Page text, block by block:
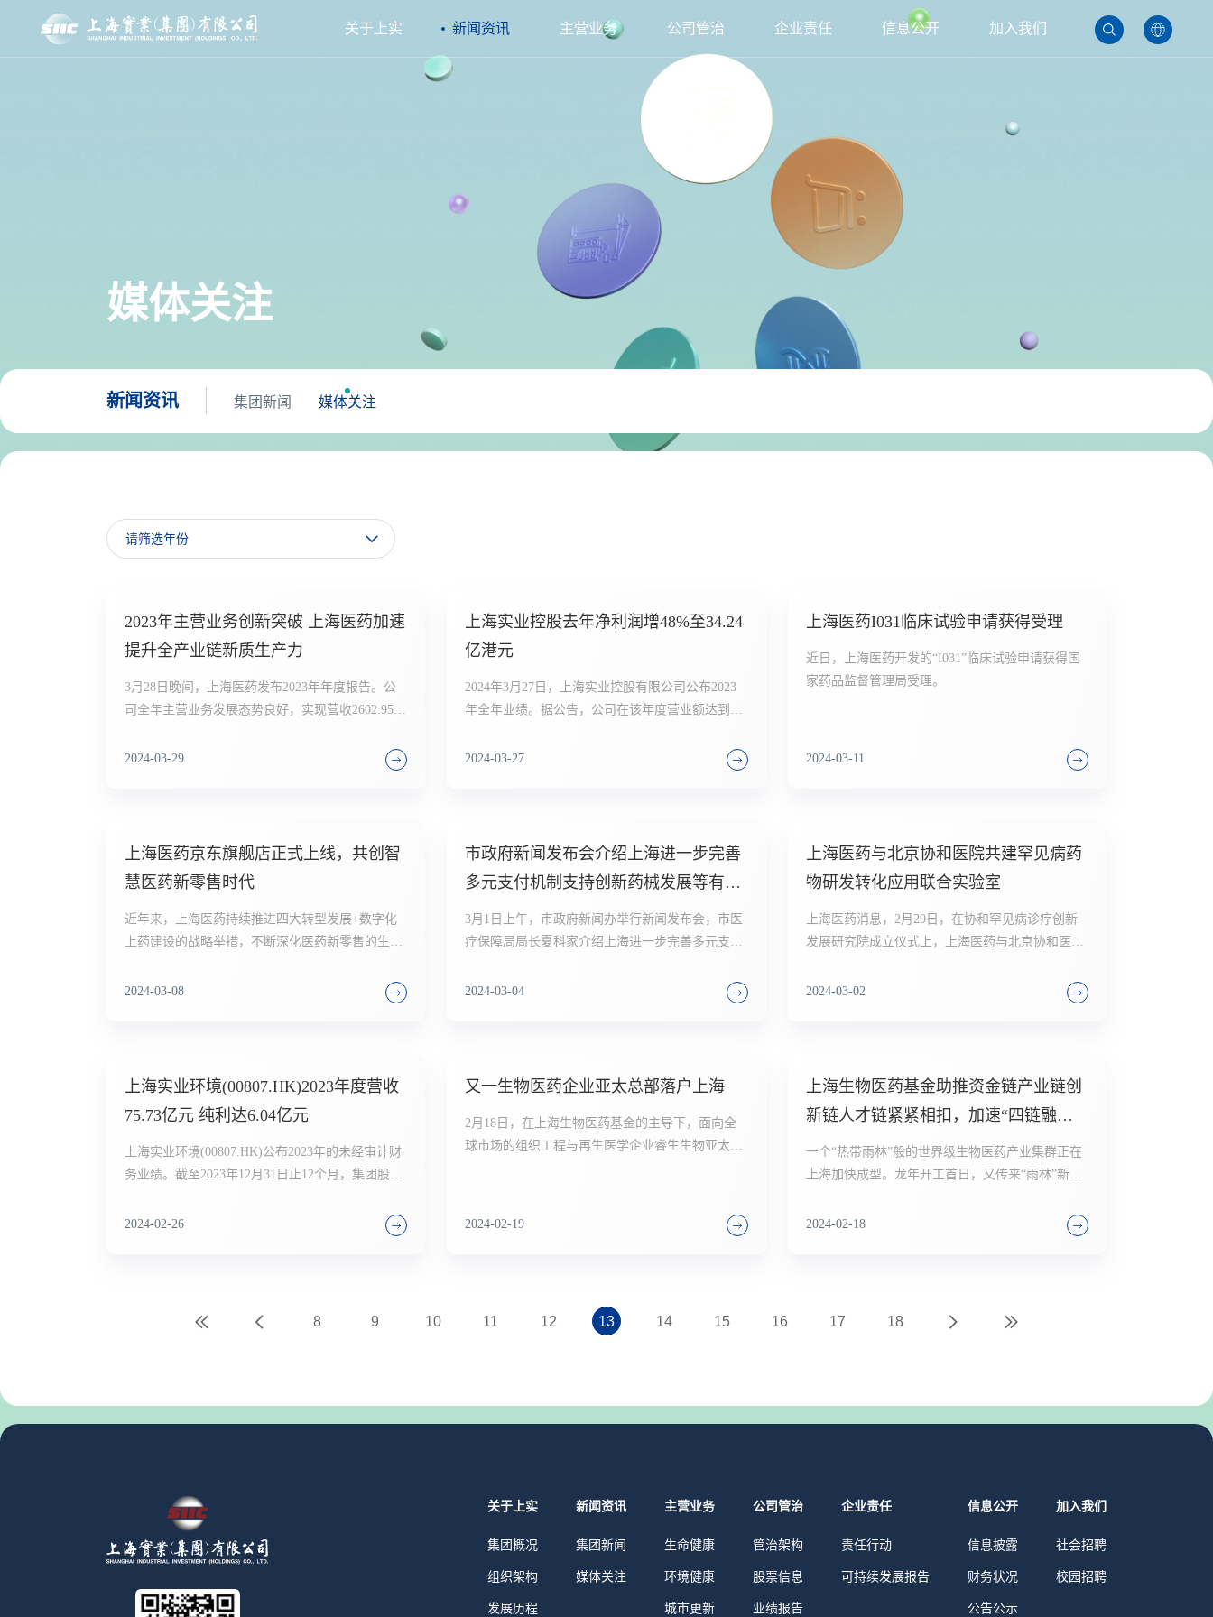
关于上实 新闻资讯 主营业务 公司管治 企业责任 信息公开 加入我们
媒体关注
新闻资讯 集团新闻 媒体关注
2023年主营业务创新突破 上海医药加速
提升全产业链新质生产力
3月28日晚间，上海医药发布2023年年度报告。公
司全年主营业务发展态势良好，实现营收2602.95亿
除一次性损益影响后，归母净利润49.19亿元，同比
2024-03-29
上海实业控股去年净利润增48%至34.24
亿港元
2024年3月27日，上海实业控股有限公司公布2023
年全年业绩。据公告，公司在该年度营业额达到
亿港元，同比上升幅度高达48.0%。
2024-03-27
上海医药I031临床试验申请获得受理
近日，上海医药开发的“I031”临床试验申请获得国
家药品监督管理局受理。
2024-03-11
上海医药京东旗舰店正式上线，共创智
慧医药新零售时代
近年来，上海医药持续推进四大转型发展+数字化
上药建设的战略举措，不断深化医药新零售的生态
6日，上海医药京东旗舰店上线启动仪式在北京京
消费者带去更加便捷、高效的购药体验。
2024-03-08
市政府新闻发布会介绍上海进一步完善
多元支付机制支持创新药械发展等有关
情况
3月1日上午，市政府新闻办举行新闻发布会，市医
疗保障局局长夏科家介绍上海进一步完善多元支付
主任朱启高，上海市卫生健康委副主任虞涛，上海
2024-03-04
上海医药与北京协和医院共建罕见病药
物研发转化应用联合实验室
上海医药消息，2月29日，在协和罕见病诊疗创新
发展研究院成立仪式上，上海医药与北京协和医院
实验室，未来将聚焦罕见病的前沿研究、精准诊
2024-03-02
上海实业环境(00807.HK)2023年度营收
75.73亿元 纯利达6.04亿元
上海实业环境(00807.HK)公布2023年的未经审计财
务业绩。截至2023年12月31日止12个月，集团股东
人民币75.729亿元。集团毛利较去年度同期上升
2024-02-26
又一生物医药企业亚太总部落户上海
2月18日，在上海生物医药基金的主导下，面向全
球市场的组织工程与再生医学企业睿生生物亚太总
2024-02-19
上海生物医药基金助推资金链产业链创
新链人才链紧紧相扣，加速“四链融合”
投资“高精尖缺”
一个“热带雨林”般的世界级生物医药产业集群正在
上海加快成型。龙年开工首日，又传来“雨林”新添
基金投资企业睿生生物（ReLive）的亚太总部将在
2024-02-18
8 9 10 11 12 13 14 15 16 17 18
关于上实
集团概况
组织架构
发展历程
新闻资讯
集团新闻
媒体关注
主营业务
生命健康
环境健康
城市更新
公司管治
管治架构
股票信息
业绩报告
企业责任
责任行动
可持续发展报告
信息公开
信息披露
财务状况
公告公示
加入我们
社会招聘
校园招聘